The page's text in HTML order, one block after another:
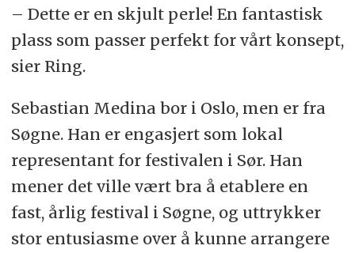
– Dette er en skjult perle! En fantastisk
plass som passer perfekt for vårt konsept,
sier Ring.
Sebastian Medina bor i Oslo, men er fra
Søgne. Han er engasjert som lokal
representant for festivalen i Sør. Han
mener det ville vært bra å etablere en
fast, årlig festival i Søgne, og uttrykker
stor entusiasme over å kunne arrangere